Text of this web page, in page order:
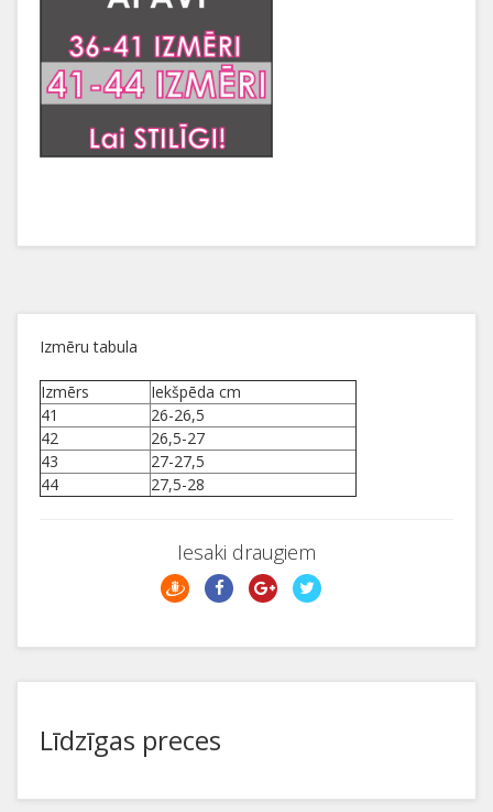
Izmēru tabula
Izmērs
Iekšpēda cm
41
26-26,5
42
26,5-27
43
27-27,5
44
27,5-28
Iesaki draugiem
Līdzīgas preces